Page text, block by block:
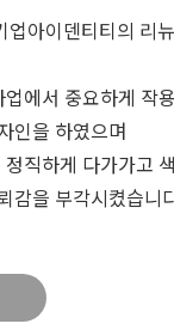
업아이덴티티의 리
에서 중요하게 작
인을 하였으며
직하게 다가가고
감을 부각시켰습니